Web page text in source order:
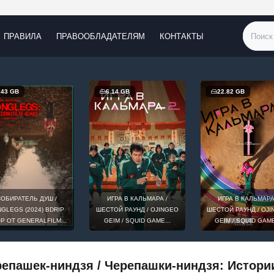
ПРАВИЛА ПРАВООБЛАДАТЕЛЯМ КОНТАКТЫ
GB
ДУШ /
(2024) BDRIP
ОТ GENERALFILM...
6.14 GB
ИГРА В КАЛЬМАРА /
ШЕСТОЙ РАУНД / OJINGEO
GEIM / SQUID GAME...
22.82 GB
ИГРА В
ШЕСТОЙ РАУНД /
GEIM / SQUID
ниндзя / Черепашки-ниндзя: